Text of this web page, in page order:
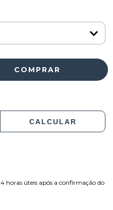
CALCULAR
horas úteis após a confirmação do